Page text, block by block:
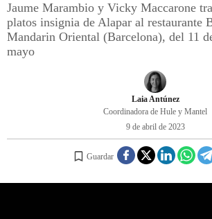
ÍDOLOS DE MESAS
CUADERNO DE VIAJE
Jaume Marambio y Vicky Maccarone
platos insignia de Alapar al restaurante
Mandarin Oriental (Barcelona), del 11
mayo
Laia Antúnez
Coordinadora de Hule y Mantel
9 de abril de 2023
Guardar